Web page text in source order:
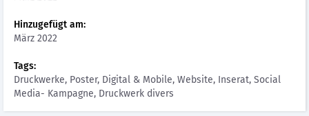
Hinzugefügt am:
März 2022
Tags:
Druckwerke, Poster, Digital & Mobile, Website, Inserat, Social
Media- Kampagne, Druckwerk divers